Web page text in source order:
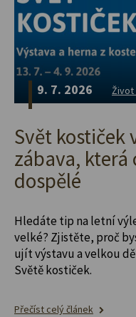
9. 7. 2026 Život
Svět kostiček
zábava,
dospělé
Hledáte tip na letní
velké? Zjistěte, proč
ujít výstavu a velkou
Světě kostiček.
Přečíst celý článek